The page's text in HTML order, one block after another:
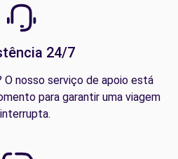
24/7
O nosso serviço de apoio está
para garantir uma viagem